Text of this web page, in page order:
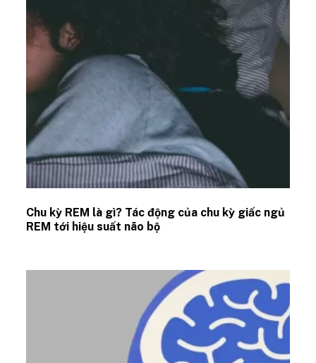
Chu kỳ REM là gì? Tác động của chu kỳ giấc ngủ
REM tới hiệu suất não bộ